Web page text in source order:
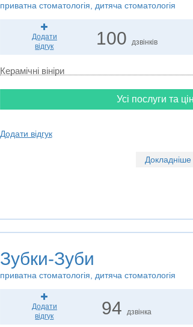
приватна стоматологія, дитяча стоматологія
Додати
відгук
100 дзвінків
Керамічні вініри
Усі послуги та
Додати відгук
Докладніше
Зубки-Зуби
приватна стоматологія, дитяча стоматологія
Додати
відгук
94 дзвінка